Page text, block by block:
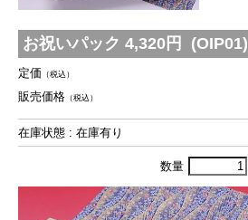
お祝いパック 4,320円 (OIP01)
定価 （税込）
販売価格 （税込）
在庫状態 : 在庫有り
数量